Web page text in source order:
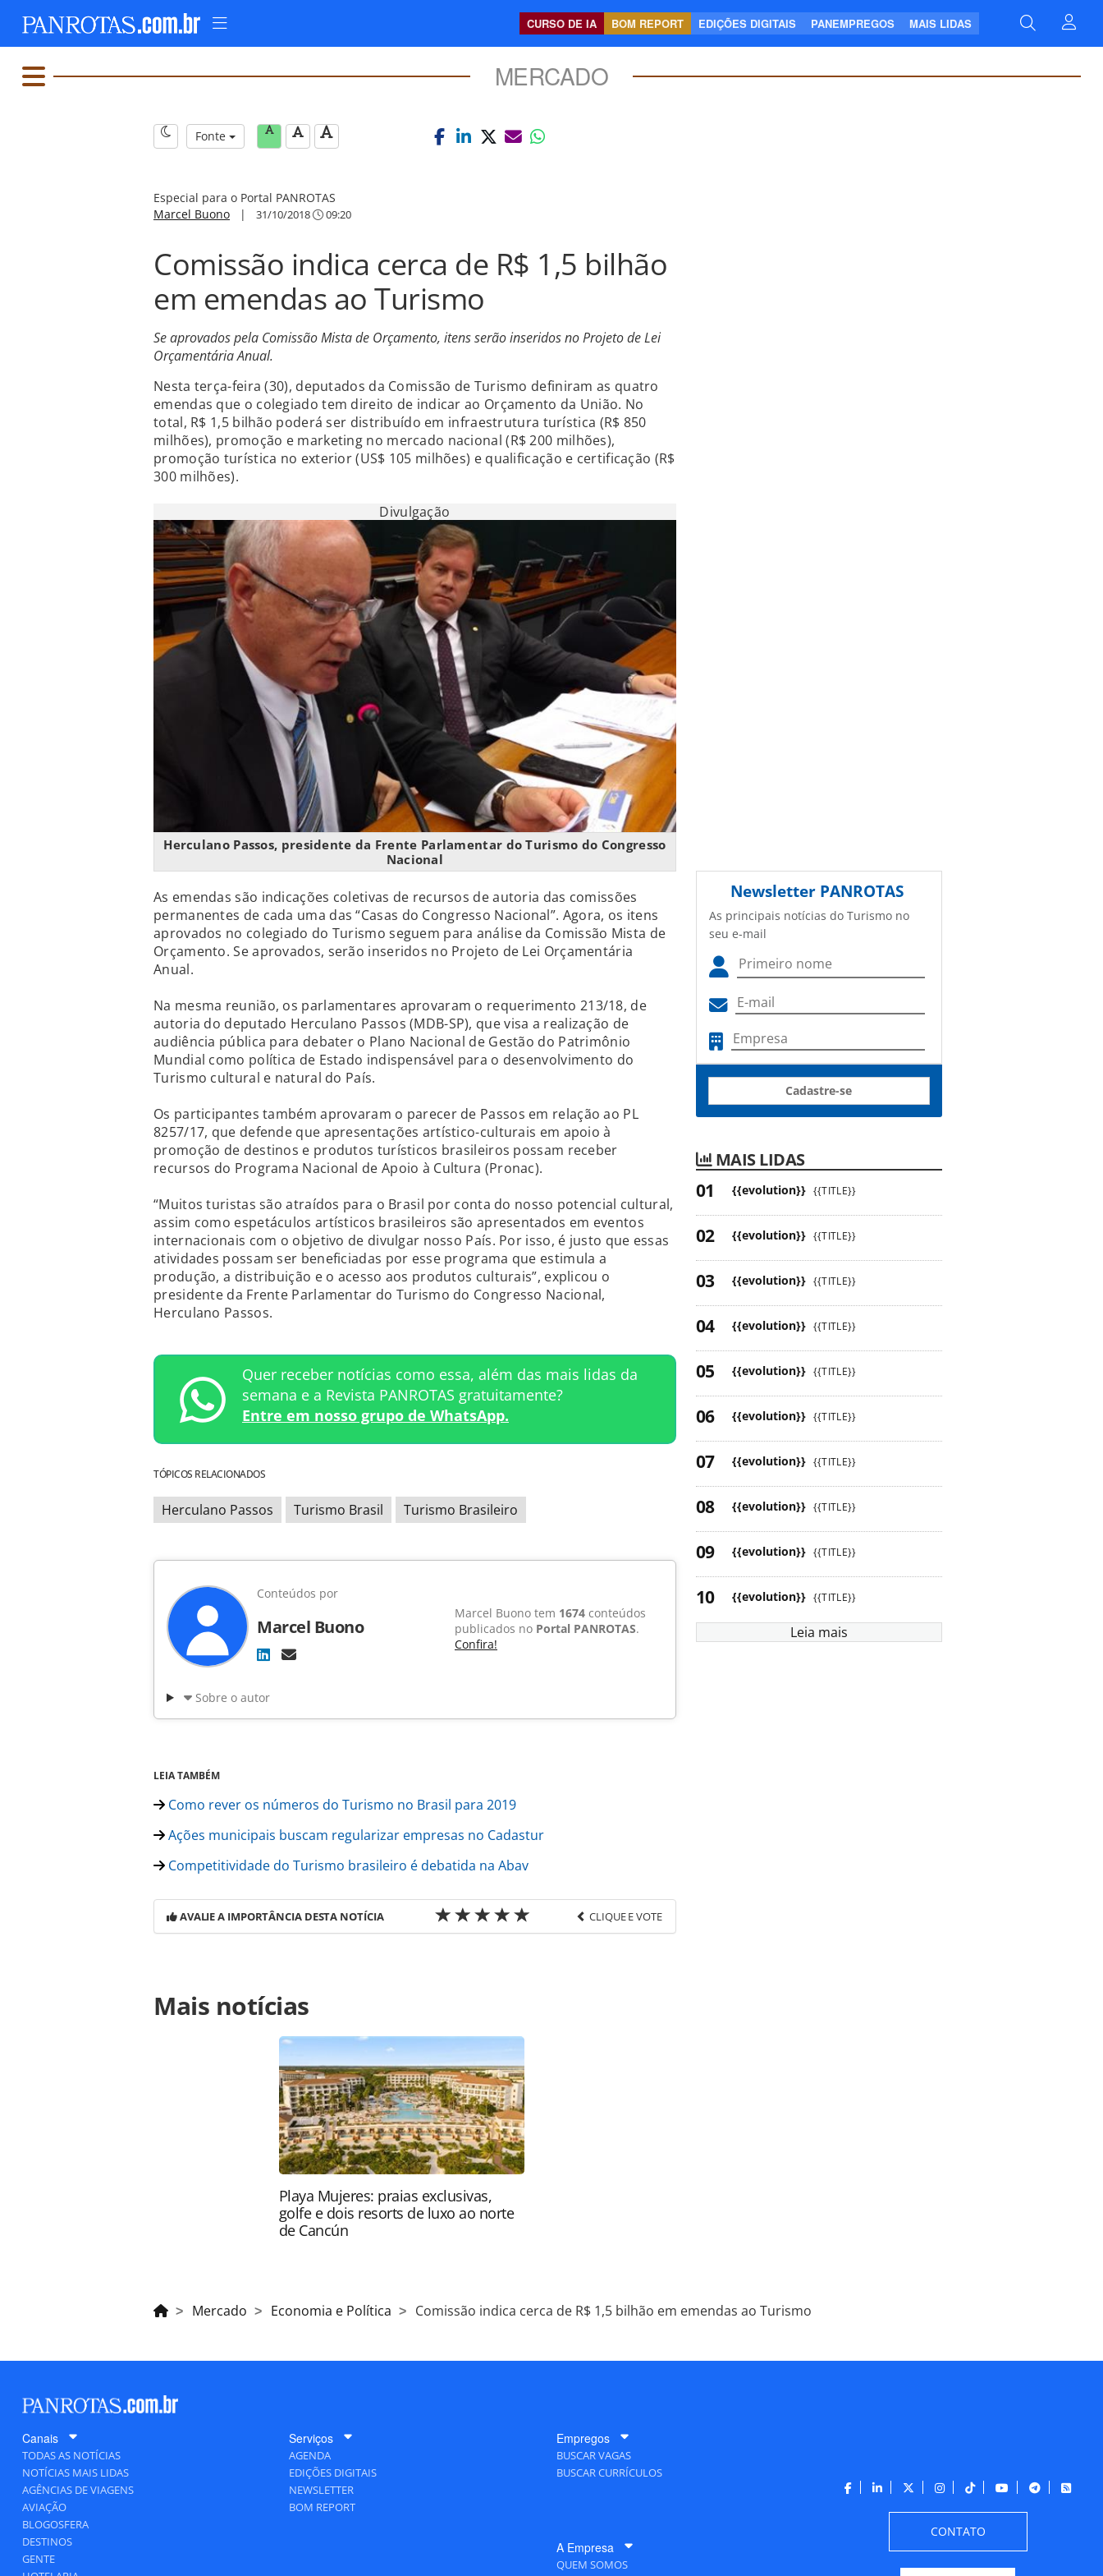
CURSO DE IA BOM REPORT EDIÇÕES DIGITAIS PANEMPREGOS MAIS LIDAS
MERCADO
Fonte
Especial para o Portal PANROTAS
Marcel Buono | 31/10/2018 09:20
Comissão indica cerca de R$ 1,5 bilhão
em emendas ao Turismo
Se aprovados pela Comissão Mista de Orçamento, itens serão inseridos no Projeto de Lei
Orçamentária Anual.
Nesta terça-feira (30), deputados da Comissão de Turismo definiram as quatro
emendas que o colegiado tem direito de indicar ao Orçamento da União. No
total, R$ 1,5 bilhão poderá ser distribuído em infraestrutura turística (R$ 850
milhões), promoção e marketing no mercado nacional (R$ 200 milhões),
promoção turística no exterior (US$ 105 milhões) e qualificação e certificação (R$
300 milhões).
Divulgação
Herculano Passos, presidente da Frente Parlamentar do Turismo do Congresso
Nacional
As emendas são indicações coletivas de recursos de autoria das comissões
permanentes de cada uma das “Casas do Congresso Nacional”. Agora, os itens
aprovados no colegiado do Turismo seguem para análise da Comissão Mista de
Orçamento. Se aprovados, serão inseridos no Projeto de Lei Orçamentária
Anual.
Na mesma reunião, os parlamentares aprovaram o requerimento 213/18, de
autoria do deputado Herculano Passos (MDB-SP), que visa a realização de
audiência pública para debater o Plano Nacional de Gestão do Patrimônio
Mundial como política de Estado indispensável para o desenvolvimento do
Turismo cultural e natural do País.
Os participantes também aprovaram o parecer de Passos em relação ao PL
8257/17, que defende que apresentações artístico-culturais em apoio à
promoção de destinos e produtos turísticos brasileiros possam receber
recursos do Programa Nacional de Apoio à Cultura (Pronac).
“Muitos turistas são atraídos para o Brasil por conta do nosso potencial cultural,
assim como espetáculos artísticos brasileiros são apresentados em eventos
internacionais com o objetivo de divulgar nosso País. Por isso, é justo que essas
atividades possam ser beneficiadas por esse programa que estimula a
produção, a distribuição e o acesso aos produtos culturais”, explicou o
presidente da Frente Parlamentar do Turismo do Congresso Nacional,
Herculano Passos.
Quer receber notícias como essa, além das mais lidas da
semana e a Revista PANROTAS gratuitamente?
Entre em nosso grupo de WhatsApp.
TÓPICOS RELACIONADOS
Herculano Passos Turismo Brasil Turismo Brasileiro
Conteúdos por
Marcel Buono
Marcel Buono tem 1674 conteúdos
publicados no Portal PANROTAS.
Confira!
Sobre o autor
LEIA TAMBÉM
Como rever os números do Turismo no Brasil para 2019
Ações municipais buscam regularizar empresas no Cadastur
Competitividade do Turismo brasileiro é debatida na Abav
AVALIE A IMPORTÂNCIA DESTA NOTÍCIA CLIQUE E VOTE
https://www.panrotas.com.br/mercado/economia-e-politica/2018/10/comissao-indica-
cerca-de-r-15-bilhao-em-emendas-ao-turismo_159986.html ou as ferramentas
oferecidas na página. Todo o conteúdo produzido pela PANROTAS Editora é protegido
pela legislação brasileira sobre direito autoral. Não reproduza o conteúdo sem
autorização da PANROTAS Editora (copyright@panrotas.com.br).
Mais notícias
Playa Mujeres: praias exclusivas,
golfe e dois resorts de luxo ao norte
de Cancún
Newsletter PANROTAS
As principais notícias do Turismo no
seu e-mail
Cadastre-se
MAIS LIDAS
{{evolution}} {{TITLE}}
{{evolution}} {{TITLE}}
{{evolution}} {{TITLE}}
{{evolution}} {{TITLE}}
{{evolution}} {{TITLE}}
{{evolution}} {{TITLE}}
{{evolution}} {{TITLE}}
{{evolution}} {{TITLE}}
{{evolution}} {{TITLE}}
{{evolution}} {{TITLE}}
Leia mais
Mercado Economia e Política Comissão indica cerca de R$ 1,5 bilhão em emendas ao Turismo
Canais
TODAS AS NOTÍCIAS
NOTÍCIAS MAIS LIDAS
AGÊNCIAS DE VIAGENS
AVIAÇÃO
BLOGOSFERA
DESTINOS
GENTE
Serviços
AGENDA
EDIÇÕES DIGITAIS
NEWSLETTER
BOM REPORT
Empregos
BUSCAR VAGAS
BUSCAR CURRÍCULOS
A Empresa
QUEM SOMOS
CONTATO